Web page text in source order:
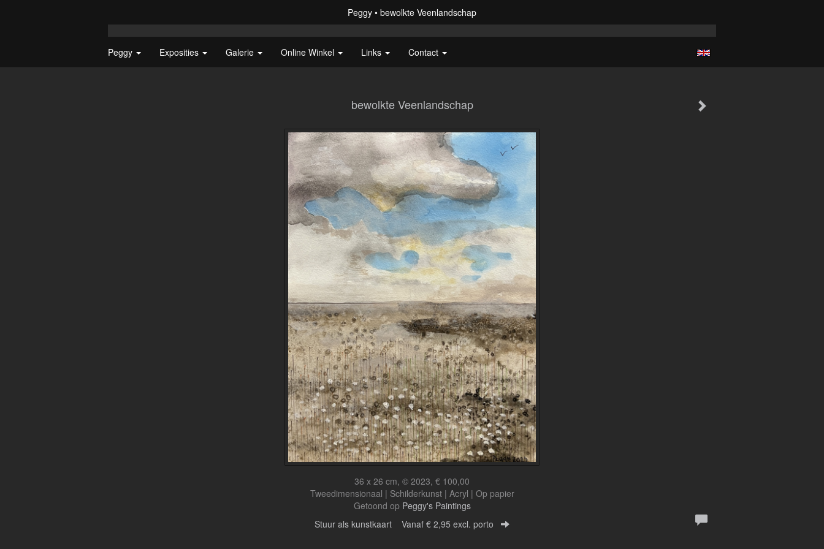
Peggy bewolkte Veenlandschap
Peggy Exposities Galerie Online Winkel Links Contact
bewolkte Veenlandschap
36 x 26 cm, © 2023, € 100,00
Tweedimensionaal | Schilderkunst | Acryl | Op papier
Getoond op Peggy's Paintings
Stuur als kunstkaart Vanaf € 2,95 excl. porto